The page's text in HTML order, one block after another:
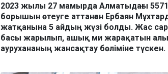
2023 жылы 27 мамырда Алматыдағы 5571
борышын өтеуге аттанған Ербаян
жатқанына 5 айдың жүзі болды. Жас
басы жарылып, ашық ми жарақатын
аурухананың жансақтау бөліміне